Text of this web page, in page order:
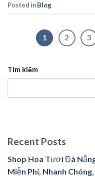
Posted inBlog
1 2 3
Tìm kiếm
Recent Posts
Shop Hoa Tươi Đà
Miễn Phí, Nhanh